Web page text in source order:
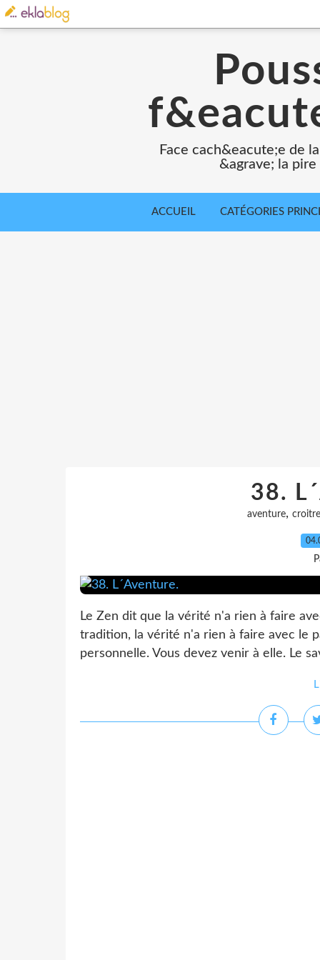
Face cach&eacute;e de
&agrave; la
ACCUEIL CATÉGORIES
38.
aventure, croitre
Le Zen dit que la vérité n'a rien à faire
tradition, la vérité n'a rien à faire avec le
personnelle. Vous devez venir à elle. Le